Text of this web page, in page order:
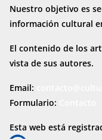
Nuestro objetivo es
información cultural
El contenido de los
vista de sus autores.
Email:
Formulario:
Esta web está